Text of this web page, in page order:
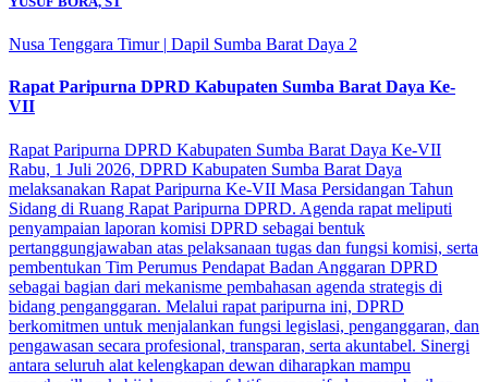
Nusa Tenggara Timur | Dapil Sumba Barat Daya 2
Rapat Paripurna DPRD Kabupaten Sumba Barat Daya Ke-
VII
Rapat Paripurna DPRD Kabupaten Sumba Barat Daya Ke-VII
Rabu, 1 Juli 2026, DPRD Kabupaten Sumba Barat Daya
melaksanakan Rapat Paripurna Ke-VII Masa Persidangan Tahun
Sidang di Ruang Rapat Paripurna DPRD. Agenda rapat meliputi
penyampaian laporan komisi DPRD sebagai bentuk
pertanggungjawaban atas pelaksanaan tugas dan fungsi komisi, serta
pembentukan Tim Perumus Pendapat Badan Anggaran DPRD
sebagai bagian dari mekanisme pembahasan agenda strategis di
bidang penganggaran. Melalui rapat paripurna ini, DPRD
berkomitmen untuk menjalankan fungsi legislasi, penganggaran, dan
pengawasan secara profesional, transparan, serta akuntabel. Sinergi
antara seluruh alat kelengkapan dewan diharapkan mampu